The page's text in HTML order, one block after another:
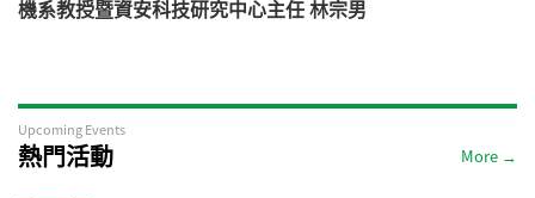
機系教授暨資安科技研究中心主任 林宗男
Upcoming Events
熱門活動 More →